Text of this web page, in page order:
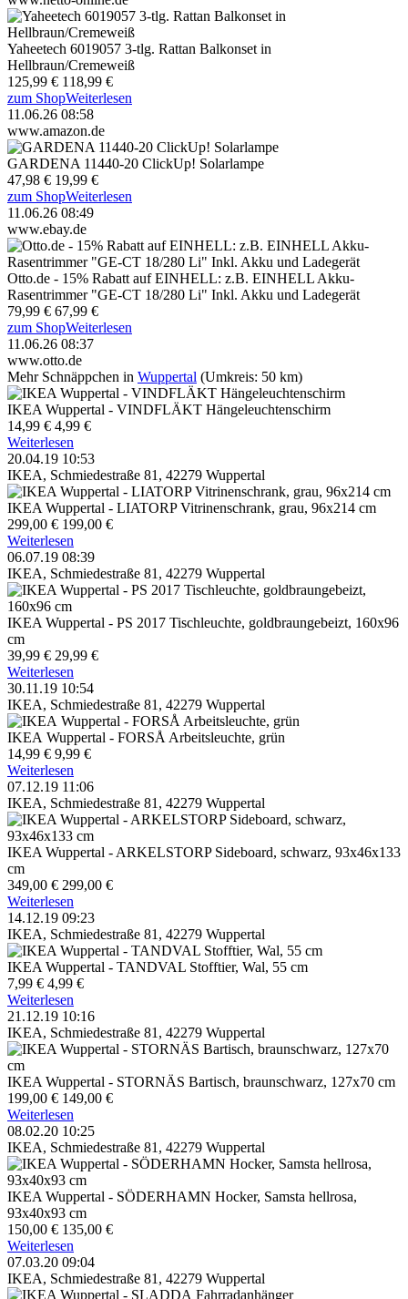
Yaheetech 6019057 3-tlg. Rattan Balkonset in
Hellbraun/Cremeweiß
125,99 € 118,99 €
zum ShopWeiterlesen
11.06.26 08:58
www.amazon.de
GARDENA 11440-20 ClickUp! Solarlampe
47,98 € 19,99 €
zum ShopWeiterlesen
11.06.26 08:49
www.ebay.de
Otto.de - 15% Rabatt auf EINHELL: z.B. EINHELL Akku-
Rasentrimmer "GE-CT 18/280 Li" Inkl. Akku und Ladegerät
79,99 € 67,99 €
zum ShopWeiterlesen
11.06.26 08:37
www.otto.de
Mehr Schnäppchen in Wuppertal (Umkreis: 50 km)
IKEA Wuppertal - VINDFLÄKT Hängeleuchtenschirm
14,99 € 4,99 €
Weiterlesen
20.04.19 10:53
IKEA, Schmiedestraße 81, 42279 Wuppertal
IKEA Wuppertal - LIATORP Vitrinenschrank, grau, 96x214 cm
299,00 € 199,00 €
Weiterlesen
06.07.19 08:39
IKEA, Schmiedestraße 81, 42279 Wuppertal
IKEA Wuppertal - PS 2017 Tischleuchte, goldbraungebeizt, 160x96
cm
39,99 € 29,99 €
Weiterlesen
30.11.19 10:54
IKEA, Schmiedestraße 81, 42279 Wuppertal
IKEA Wuppertal - FORSÅ Arbeitsleuchte, grün
14,99 € 9,99 €
Weiterlesen
07.12.19 11:06
IKEA, Schmiedestraße 81, 42279 Wuppertal
IKEA Wuppertal - ARKELSTORP Sideboard, schwarz, 93x46x133
cm
349,00 € 299,00 €
Weiterlesen
14.12.19 09:23
IKEA, Schmiedestraße 81, 42279 Wuppertal
IKEA Wuppertal - TANDVAL Stofftier, Wal, 55 cm
7,99 € 4,99 €
Weiterlesen
21.12.19 10:16
IKEA, Schmiedestraße 81, 42279 Wuppertal
IKEA Wuppertal - STORNÄS Bartisch, braunschwarz, 127x70 cm
199,00 € 149,00 €
Weiterlesen
08.02.20 10:25
IKEA, Schmiedestraße 81, 42279 Wuppertal
IKEA Wuppertal - SÖDERHAMN Hocker, Samsta hellrosa,
93x40x93 cm
150,00 € 135,00 €
Weiterlesen
07.03.20 09:04
IKEA, Schmiedestraße 81, 42279 Wuppertal